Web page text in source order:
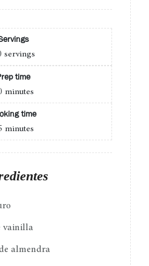
servings
time
minutes
time
minutes
vainilla
almendra